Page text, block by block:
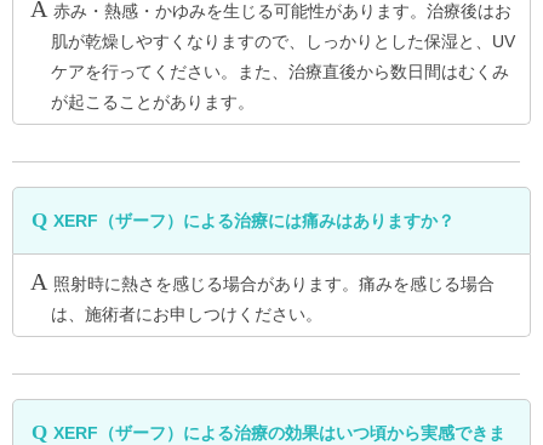
赤み・熱感・かゆみを生じる可能性があります。治療後はお
肌が乾燥しやすくなりますので、しっかりとした保湿と、UV
ケアを行ってください。また、治療直後から数日間はむくみ
が起こることがあります。
XERF（ザーフ）による治療には痛みはありますか？
照射時に熱さを感じる場合があります。痛みを感じる場合
は、施術者にお申しつけください。
XERF（ザーフ）による治療の効果はいつ頃から実感できま